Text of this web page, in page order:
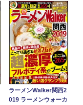
ラーメンWalker関西2
019 ラーメンウォーカ